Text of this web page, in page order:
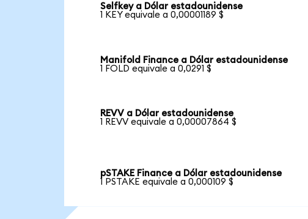
Selfkey a Dólar estadounidense
1 KEY equivale a 0,00001189 $
Manifold Finance a Dólar estadounidense
1 FOLD equivale a 0,0291 $
REVV a Dólar estadounidense
1 REVV equivale a 0,00007864 $
pSTAKE Finance a Dólar estadounidense
1 PSTAKE equivale a 0,000109 $